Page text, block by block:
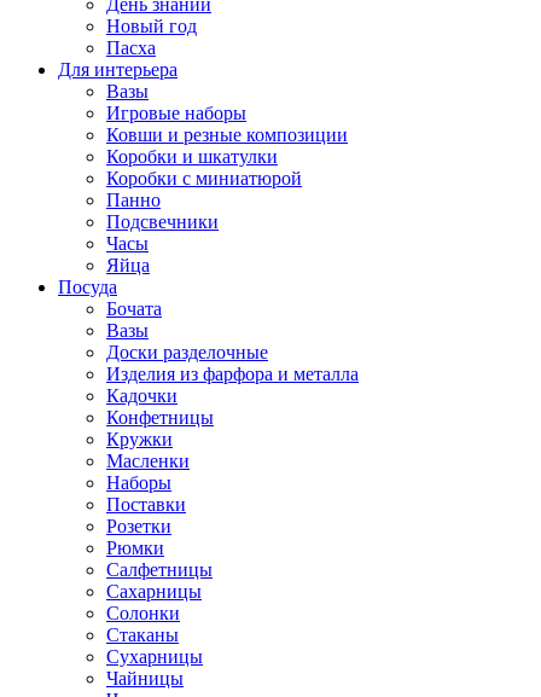
День знаний
Новый год
Пасха
Для интерьера
Вазы
Игровые наборы
Ковши и резные композиции
Коробки и шкатулки
Коробки с миниатюрой
Панно
Подсвечники
Часы
Яйца
Посуда
Бочата
Вазы
Доски разделочные
Изделия из фарфора и металла
Кадочки
Конфетницы
Кружки
Масленки
Наборы
Поставки
Розетки
Рюмки
Салфетницы
Сахарницы
Солонки
Стаканы
Сухарницы
Чайницы